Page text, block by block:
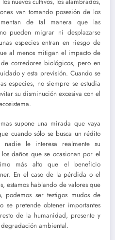
van tomando posesión de los
de tal manera que las
pueden migrar ni desplazarse
especies entran en riesgo de
al menos mitigan el impacto de
corredores biológicos, pero en
y esta previsión. Cuando se
especies, no siempre se estudia
su disminución excesiva con el
supone una mirada que vaya
cuando sólo se busca un rédito
le interesa realmente su
daños que se ocasionan por el
más alto que el beneficio
En el caso de la pérdida o el
estamos hablando de valores que
podemos ser testigos mudos de
se pretende obtener importantes
de la humanidad, presente y
ambiental.